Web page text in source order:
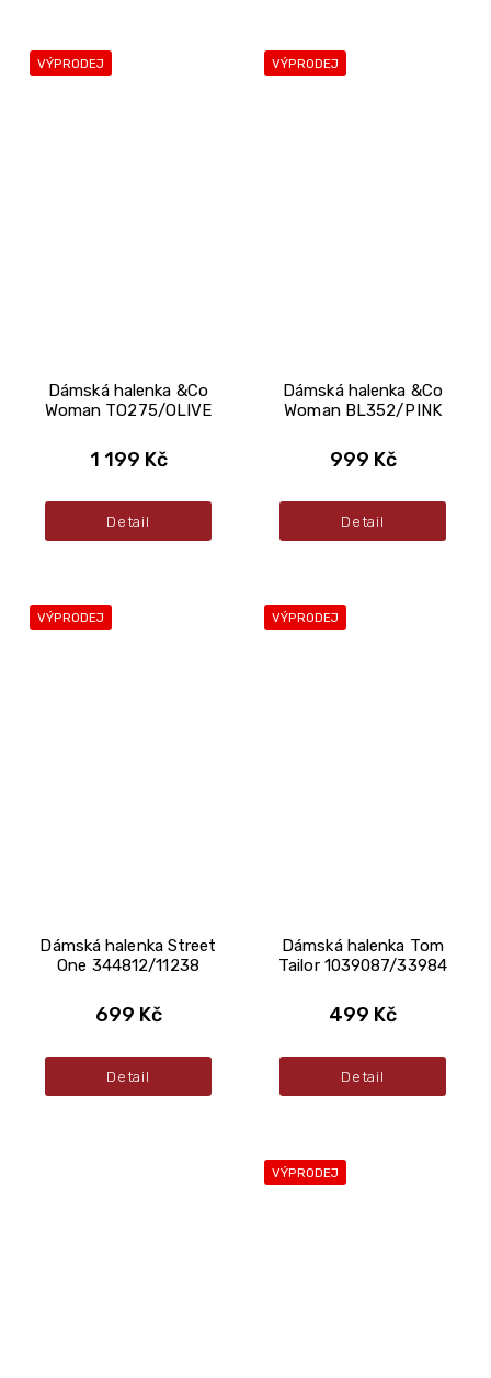
VÝPRODEJ
Dámská halenka &Co
Woman TO275/OLIVE
1 199 Kč
Detail
VÝPRODEJ
Dámská halenka &Co
Woman BL352/PINK
999 Kč
Detail
VÝPRODEJ
Dámská halenka Street
One 344812/11238
699 Kč
Detail
VÝPRODEJ
Dámská halenka Tom
Tailor 1039087/33984
499 Kč
Detail
VÝPRODEJ